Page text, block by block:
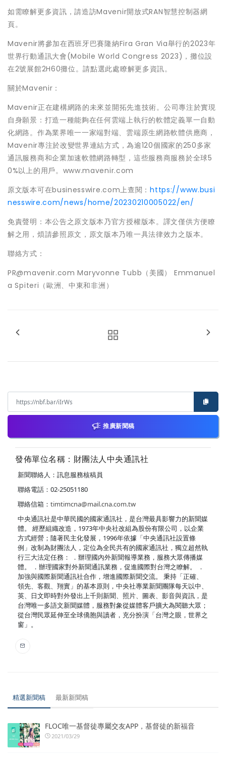
如需瞭解更多資訊，請造訪Mavenir開放式RAN智慧控制器網
頁。
Mavenir將參加在西班牙巴賽隆納Fira Gran Via舉行的2023年
世界行動通訊大會(Mobile World Congress 2023)，攤位設
在2號展館2H60攤位。請點選此處瞭解更多資訊。
關於Mavenir：
Mavenir正在建構網路的未來並開拓先進技術。公司專注於實現
自身願景：打造一種能夠在任何雲端上執行的軟體定義單一自動
化網路。作為業界唯一一家端對端、雲端原生網路軟體供應商，
Mavenir專注於改變世界連結方式，為逾120個國家的250多家
通訊服務商和企業加速軟體網路轉型，這些服務商服務於全球5
0%以上的用戶。www.mavenir.com
原文版本可在businesswire.com上查閱：https://www.busi
nesswire.com/news/home/20230210005022/en/
免責聲明：本公告之原文版本乃官方授權版本。譯文僅供方便瞭
解之用，煩請參照原文，原文版本乃唯一具法律效力之版本。
聯絡方式：
PR@mavenir.com Maryvonne Tubb（美國） Emmanuel
a Spiteri（歐洲、中東和非洲）
推廣新聞稿
發佈單位名稱：財團法人中央通訊社
新聞聯絡人：訊息服務核稿員
聯絡電話：02-25051180
聯絡信箱： timtimcna@mail.cna.com.tw
中央通訊社是中華民國的國家通訊社，是台灣最具影響力的新聞媒
體。 經歷組織改造，1973年中央社改組為股份有限公司，以企業
方式經營；隨著民主化發展，1996年依據「中央通訊社設置條
例」改制為財團法人，定位為全民共有的國家通訊社，獨立超然執
行三大法定任務： ．辦理國內外新聞報導業務，服務大眾傳播媒
體。 ．辦理國家對外新聞通訊業務，促進國際對台灣之瞭解。 ．
加強與國際新聞通訊社合作，增進國際新聞交流。 秉持「正確、
領先、客觀、翔實」的基本原則，中央社專業新聞團隊每天以中、
英、日文即時對外發出上千則新聞、照片、圖表、影音與資訊，是
台灣唯一多語文新聞媒體，服務對象從媒體客戶擴大為閱聽大眾；
從台灣民眾延伸至全球僑胞與讀者，充分扮演「台灣之眼，世界之
窗」。
精選新聞稿 最新新聞稿
FLOC唯一基督徒專屬交友APP，基督徒的新福音
2021/03/29